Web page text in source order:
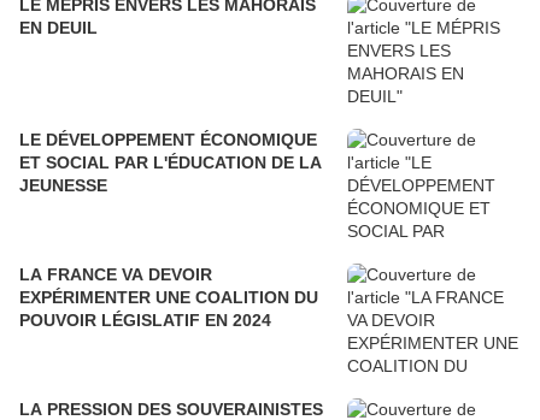
LE MÉPRIS ENVERS LES MAHORAIS
EN DEUIL
LE DÉVELOPPEMENT ÉCONOMIQUE
ET SOCIAL PAR L'ÉDUCATION DE LA
JEUNESSE
LA FRANCE VA DEVOIR
EXPÉRIMENTER UNE COALITION DU
POUVOIR LÉGISLATIF EN 2024
LA PRESSION DES SOUVERAINISTES